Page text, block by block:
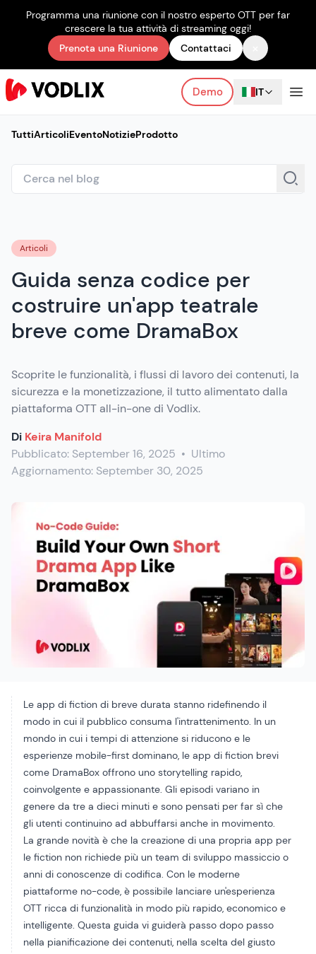
Programma una riunione con il nostro esperto OTT per far
crescere la tua attività di streaming oggi!
Prenota una Riunione
Contattaci
Demo IT
TuttiArticoliEventoNotizieProdotto
Articoli
Guida senza codice per
costruire un'app teatrale
breve come DramaBox
Scoprite le funzionalità, i flussi di lavoro dei contenuti, la
sicurezza e la monetizzazione, il tutto alimentato dalla
piattaforma OTT all-in-one di Vodlix.
Di Keira Manifold
Pubblicato: September 16, 2025 • Ultimo
Aggiornamento: September 30, 2025
Le app di fiction di breve durata stanno ridefinendo il
modo in cui il pubblico consuma l'intrattenimento. In un
mondo in cui i tempi di attenzione si riducono e le
esperienze mobile-first dominano, le app di fiction brevi
come DramaBox offrono uno storytelling rapido,
coinvolgente e appassionante. Gli episodi variano in
genere da tre a dieci minuti e sono pensati per far sì che
gli utenti continuino ad abbuffarsi anche in movimento.
La grande novità è che la creazione di una propria app per
le fiction non richiede più un team di sviluppo massiccio o
anni di conoscenze di codifica. Con le moderne
piattaforme no-code, è possibile lanciare un'esperienza
OTT ricca di funzionalità in modo più rapido, economico e
intelligente. Questa guida vi guiderà passo dopo passo
nella pianificazione dei contenuti, nella scelta del giusto